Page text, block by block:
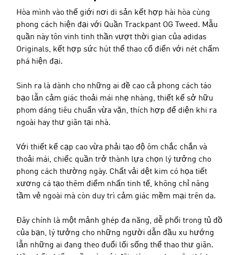
Hòa mình vào thế giới nơi di sản kết hợp hài hòa cùng
phong cách hiện đại với Quần Trackpant OG Tweed. Mẫu
quần này tôn vinh tinh thần vượt thời gian của adidas
Originals, kết hợp sức hút thể thao cổ điển với nét chấm
phá hiện đại.
Sinh ra là dành cho những ai đề cao cả phong cách táo
bạo lẫn cảm giác thoải mái nhẹ nhàng, thiết kế sở hữu
phom dáng tiêu chuẩn vừa vặn, thích hợp để diện khi ra
ngoài hay thư giãn tại nhà.
Với thiết kế cạp cao vừa phải tạo độ ôm chắc chắn và
thoải mái, chiếc quần trở thành lựa chọn lý tưởng cho
phong cách thường ngày. Chất vải dệt kim có họa tiết
xương cá tạo thêm điểm nhấn tinh tế, không chỉ nâng
tầm vẻ ngoài mà còn duy trì cảm giác mềm mại trên da.
Đây chính là một mảnh ghép đa năng, dễ phối trong tủ đồ
của bạn, lý tưởng cho những người dẫn đầu xu hướng
lẫn những ai đang theo đuổi lối sống thể thao thư giãn.